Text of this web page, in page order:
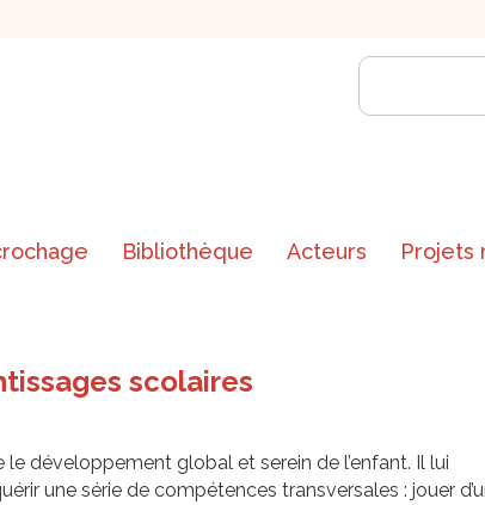
Bibliothèque Acteurs Projets
scolaires
le développement global et serein de l’enfant. Il lui
une série de compétences transversales : jouer